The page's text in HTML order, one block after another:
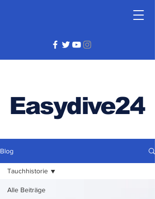
Easydive24
Blog
Alle Beiträge
Tauchhistorie